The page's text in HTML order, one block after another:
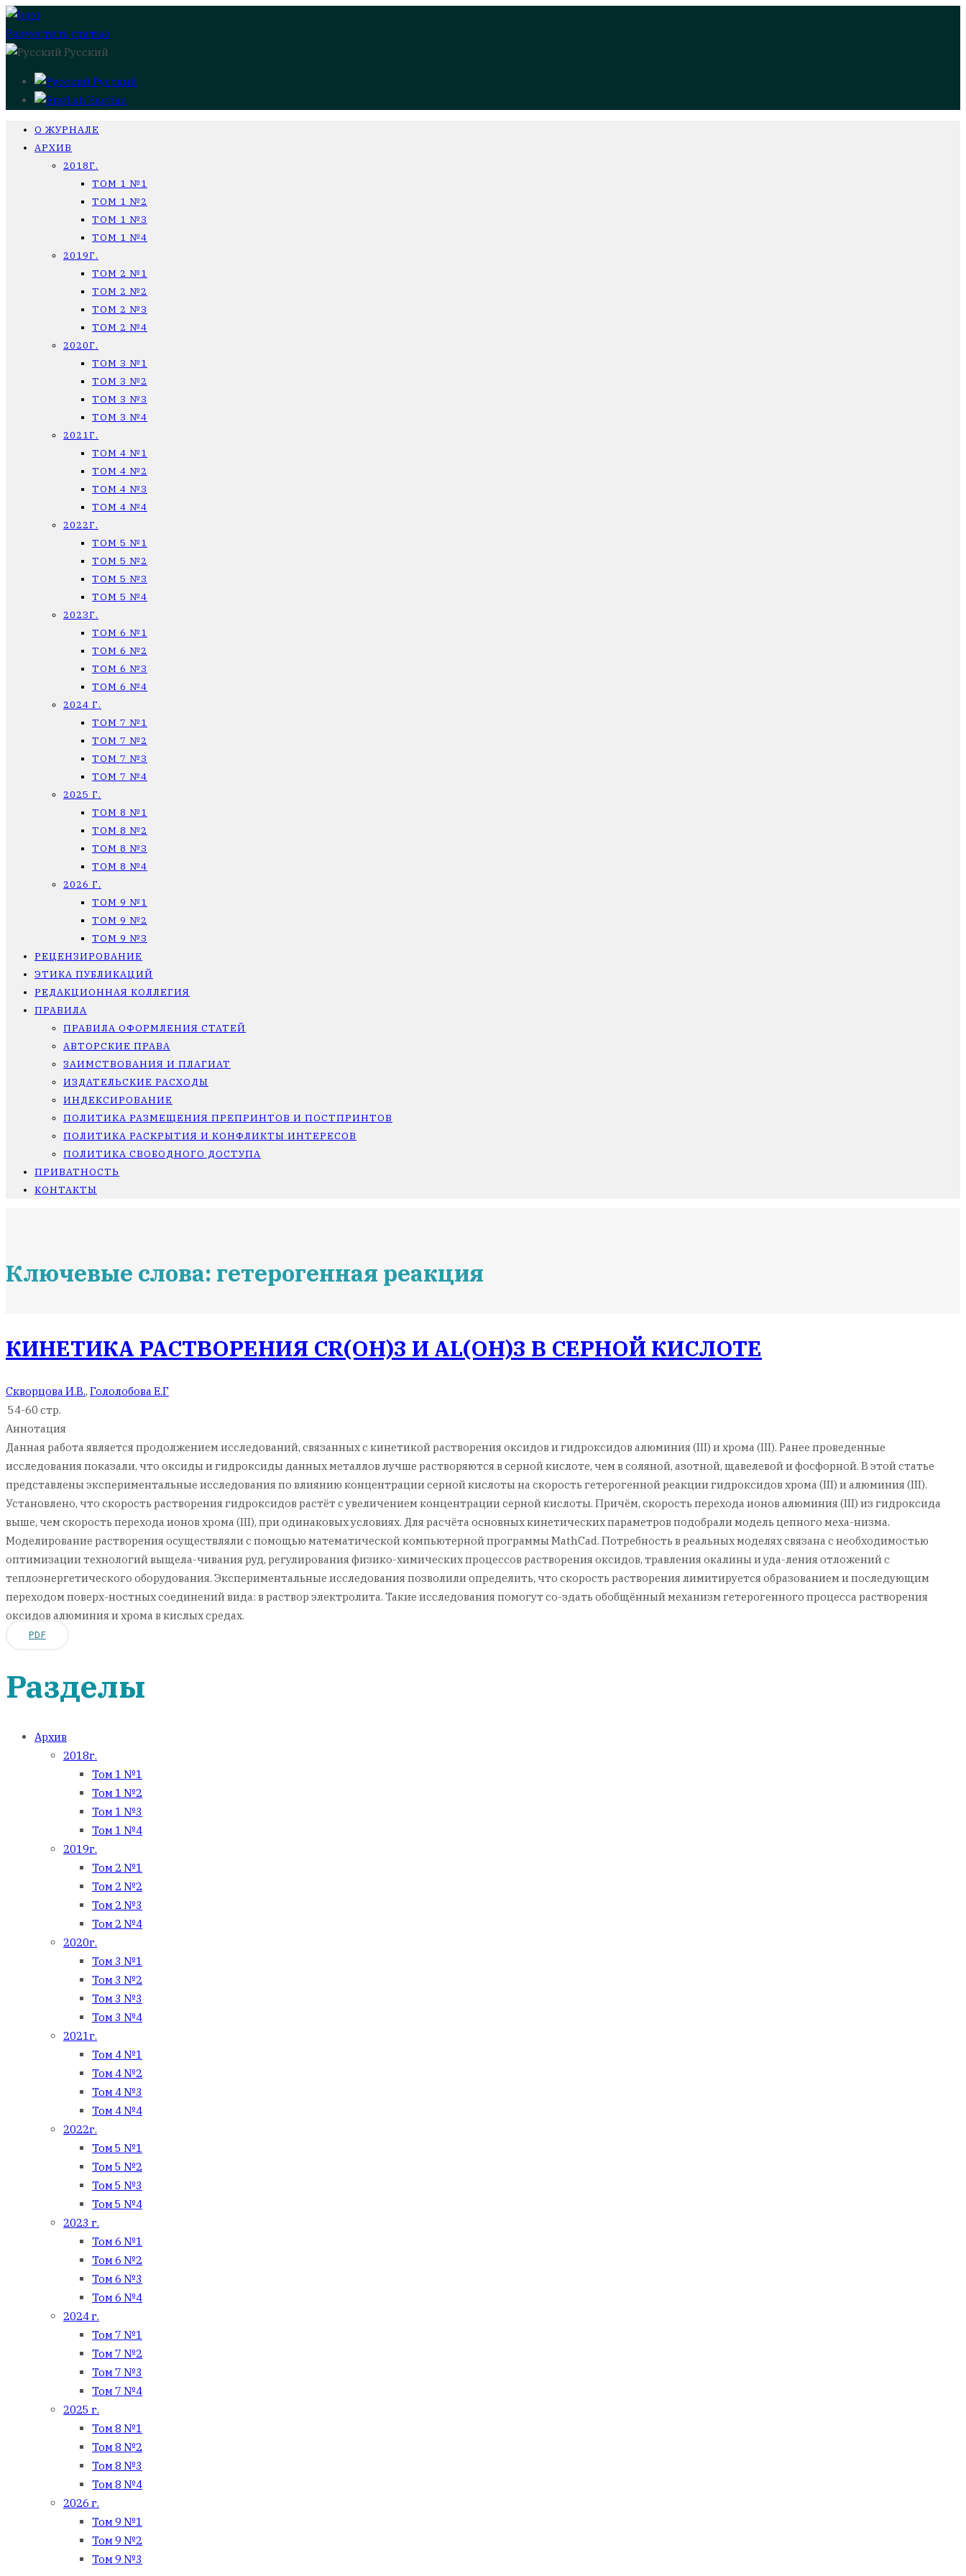
Разместить статью
Русский
Русский
English
О ЖУРНАЛЕ
АРХИВ
2018Г.
ТОМ 1 №1
ТОМ 1 №2
ТОМ 1 №3
ТОМ 1 №4
2019Г.
ТОМ 2 №1
ТОМ 2 №2
ТОМ 2 №3
ТОМ 2 №4
2020Г.
ТОМ 3 №1
ТОМ 3 №2
ТОМ 3 №3
ТОМ 3 №4
2021Г.
ТОМ 4 №1
ТОМ 4 №2
ТОМ 4 №3
ТОМ 4 №4
2022Г.
ТОМ 5 №1
ТОМ 5 №2
ТОМ 5 №3
ТОМ 5 №4
2023Г.
ТОМ 6 №1
ТОМ 6 №2
ТОМ 6 №3
ТОМ 6 №4
2024 Г.
ТОМ 7 №1
ТОМ 7 №2
ТОМ 7 №3
ТОМ 7 №4
2025 Г.
ТОМ 8 №1
ТОМ 8 №2
ТОМ 8 №3
ТОМ 8 №4
2026 Г.
ТОМ 9 №1
ТОМ 9 №2
ТОМ 9 №3
РЕЦЕНЗИРОВАНИЕ
ЭТИКА ПУБЛИКАЦИЙ
РЕДАКЦИОННАЯ КОЛЛЕГИЯ
ПРАВИЛА
ПРАВИЛА ОФОРМЛЕНИЯ СТАТЕЙ
АВТОРСКИЕ ПРАВА
ЗАИМСТВОВАНИЯ И ПЛАГИАТ
ИЗДАТЕЛЬСКИЕ РАСХОДЫ
ИНДЕКСИРОВАНИЕ
ПОЛИТИКА РАЗМЕЩЕНИЯ ПРЕПРИНТОВ И ПОСТПРИНТОВ
ПОЛИТИКА РАСКРЫТИЯ И КОНФЛИКТЫ ИНТЕРЕСОВ
ПОЛИТИКА СВОБОДНОГО ДОСТУПА
ПРИВАТНОСТЬ
КОНТАКТЫ
Ключевые слова: гетерогенная реакция
КИНЕТИКА РАСТВОРЕНИЯ CR(OH)3 И AL(OH)3 В СЕРНОЙ КИСЛОТЕ
Скворцова И.В., Гололобова Е.Г
54-60 стр.
Аннотация
Данная работа является продолжением исследований, связанных с кинетикой растворения оксидов и гидроксидов алюминия (III) и хрома (III). Ранее проведенные
исследования показали, что оксиды и гидроксиды данных металлов лучше растворяются в серной кислоте, чем в соляной, азотной, щавелевой и фосфорной. В этой статье
представлены экспериментальные исследования по влиянию концентрации серной кислоты на скорость гетерогенной реакции гидроксидов хрома (III) и алюминия (III).
Установлено, что скорость растворения гидроксидов растёт с увеличением концентрации серной кислоты. Причём, скорость перехода ионов алюминия (III) из гидроксида
выше, чем скорость перехода ионов хрома (III), при одинаковых условиях. Для расчёта основных кинетических параметров подобрали модель цепного меха-низма.
Моделирование растворения осуществляли с помощью математической компьютерной программы MathCad. Потребность в реальных моделях связана с необходимостью
оптимизации технологий выщела-чивания руд, регулирования физико-химических процессов растворения оксидов, травления окалины и уда-ления отложений с
теплоэнергетического оборудования. Экспериментальные исследования позволили определить, что скорость растворения лимитируется образованием и последующим
переходом поверх-ностных соединений вида: в раствор электролита. Такие исследования помогут со-здать обобщённый механизм гетерогенного процесса растворения
оксидов алюминия и хрома в кислых средах.
PDF
Разделы
Архив
2018г.
Том 1 №1
Том 1 №2
Том 1 №3
Том 1 №4
2019г.
Том 2 №1
Том 2 №2
Том 2 №3
Том 2 №4
2020г.
Том 3 №1
Том 3 №2
Том 3 №3
Том 3 №4
2021г.
Том 4 №1
Том 4 №2
Том 4 №3
Том 4 №4
2022г.
Том 5 №1
Том 5 №2
Том 5 №3
Том 5 №4
2023 г.
Том 6 №1
Том 6 №2
Том 6 №3
Том 6 №4
2024 г.
Том 7 №1
Том 7 №2
Том 7 №3
Том 7 №4
2025 г.
Том 8 №1
Том 8 №2
Том 8 №3
Том 8 №4
2026 г.
Том 9 №1
Том 9 №2
Том 9 №3